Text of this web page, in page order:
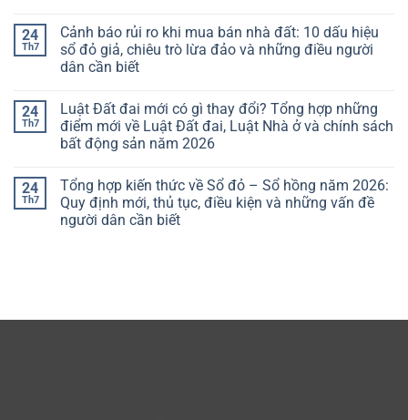
24
Th7
Cảnh báo rủi ro khi mua bán nhà đất: 10 dấu hiệu
sổ đỏ giả, chiêu trò lừa đảo và những điều người
dân cần biết
24
Th7
Luật Đất đai mới có gì thay đổi? Tổng hợp những
điểm mới về Luật Đất đai, Luật Nhà ở và chính sách
bất động sản năm 2026
24
Th7
Tổng hợp kiến thức về Sổ đỏ – Sổ hồng năm 2026:
Quy định mới, thủ tục, điều kiện và những vấn đề
người dân cần biết